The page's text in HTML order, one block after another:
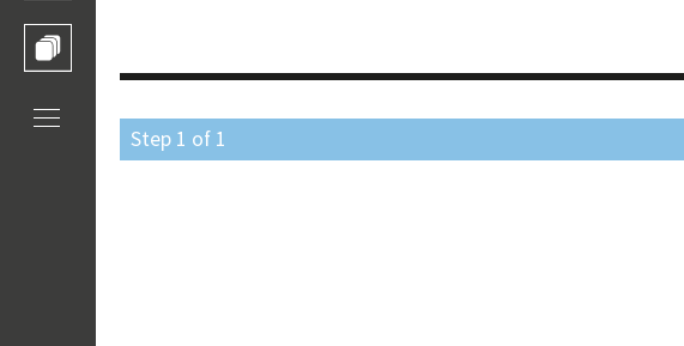
Step 1 of 1